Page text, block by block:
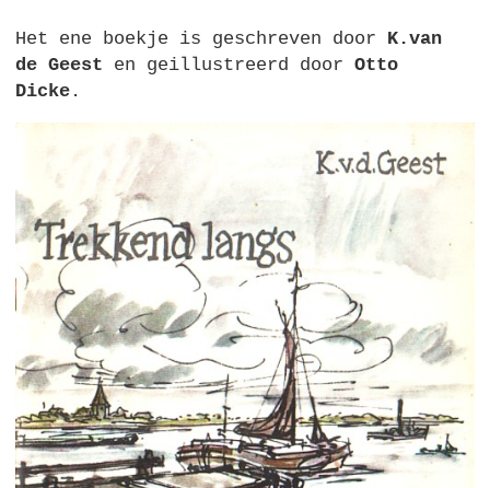
Het ene boekje is geschreven door K.van
de Geest en geillustreerd doorOtto
Dicke .